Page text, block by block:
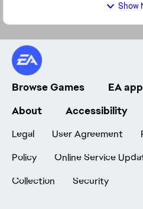
Show
Browse Games EA app
About
Accessibility
Legal User Agreement
Policy
Online Service
Collection
Security